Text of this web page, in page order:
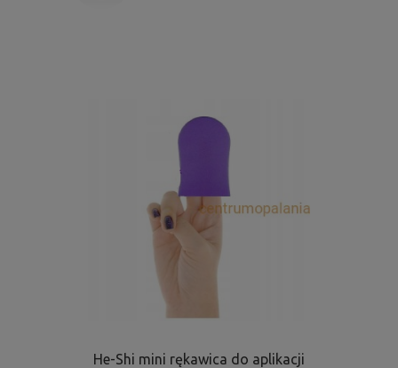
He-Shi mini rękawica do aplikacji